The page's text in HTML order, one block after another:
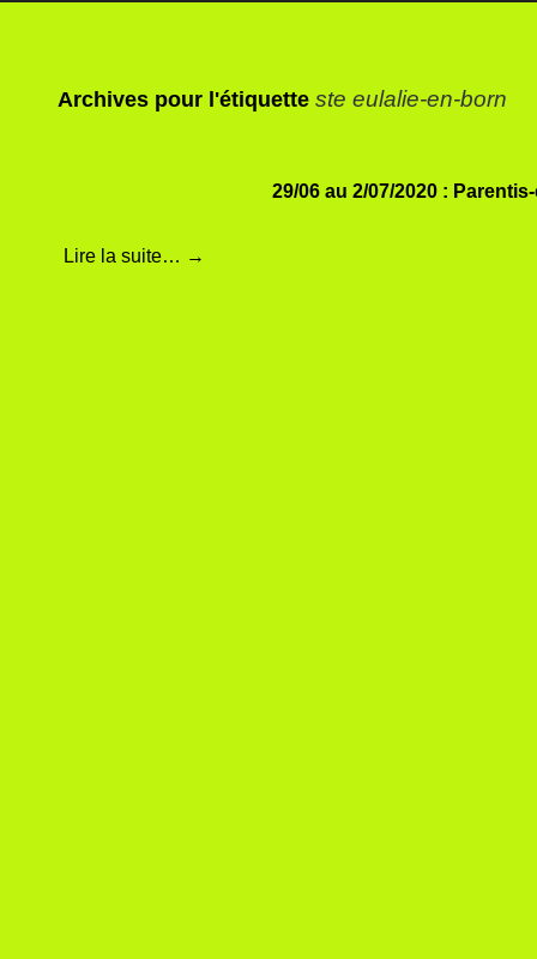
Archives pour l'étiquette ste eulalie-en-born
29/06 au 2/07/2020 :
Lire la suite… →